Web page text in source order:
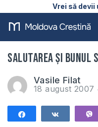
Vrei să
Salutarea şi bunul
Vasile Filat
18 august 2007